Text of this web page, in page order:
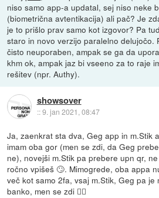
niso samo app-a updatal, sej niso neke
(biometrična avtentikacija) ali pač? Je
je to prišlo prav samo kot izgovor? Pa
staro in novo verzijo paralelno delujočo.
čisto neuporaben, ampak se ga da
khm ok, ampak jaz bi vseeno za to raje
rešitev (npr. Authy).
showsover
::9. jan 2021, 08:47
Ja, zaenkrat sta dva, Geg app in m.Stik
imam oba gor (men se zdi, da Geg
ne), novejši m.Stik pa prebere upn qr,
ročno vpišeš 🙄. Mimogrede, oba appa
več kot samo 2fa, vsaj m.Stik, Geg pa je
banko, men se zdi 🤦‍♂️